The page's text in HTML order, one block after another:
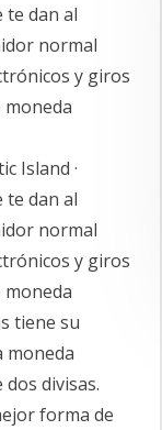
te dan al
normal
y giros
Island ·
te dan al
normal
y giros
tiene su
moneda
divisas.
forma de